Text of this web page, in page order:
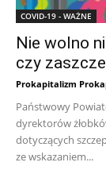
COVID-19 - WAŻNE
Nie wolno
czy
Prokapitalizm
Państwowy
dyrektorów
dotyczących
ze wskazaniem...